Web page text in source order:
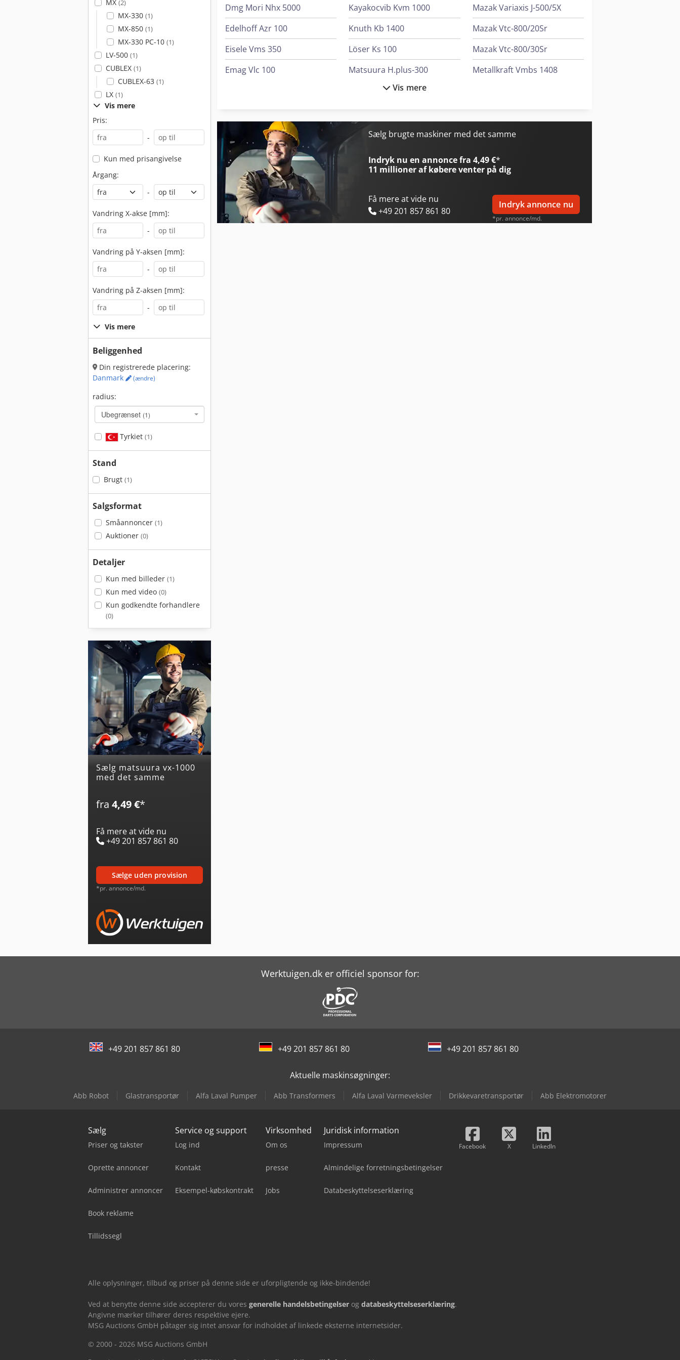
MX (2)
MX-330 (1)
MX-850 (1)
MX-330 PC-10 (1)
LV-500 (1)
CUBLEX (1)
CUBLEX-63 (1)
LX (1)
Vis mere
Pris:
-
Kun med prisangivelse
Årgang:
-
Vandring X-akse [mm]:
-
Vandring på Y-aksen [mm]:
-
Vandring på Z-aksen [mm]:
-
Vis mere
Beliggenhed
Din registrerede placering:
Danmark
(ændre)
radius:
Ubegrænset (1)
Tyrkiet (1)
Stand
Brugt (1)
Salgsformat
Småannoncer (1)
Auktioner (0)
Detaljer
Kun med billeder (1)
Kun med video (0)
Kun godkendte forhandlere
(0)
Sælg matsuura vx-1000
med det samme
fra 4,49 €*
Få mere at vide nu
+49 201 857 861 80
sælge uden provision
*pr. annonce/md.
Dmg Mori Nhx 5000
Edelhoff Azr 100
Eisele Vms 350
Emag Vlc 100
Haas Umc-500
Haas Umc-750
Kayakocvib Kvm 1000
Knuth Kb 1400
Löser Ks 100
Matsuura H.plus-300
Matsuura H.plus-405
Matsuura Lumex Avance-25
Mazak Variaxis J-500/5X
Mazak Vtc-800/20Sr
Mazak Vtc-800/30Sr
Metallkraft Vmbs 1408
Vis mere
Sælg brugte maskiner med det samme
Indryk nu en annonce fra 4,49 €*
11 millioner af købereventer på dig
Få mere at vide nu
+49 201 857 861 80
Indryk annonce nu
*pr. annonce/md.
Werktuigen.dk er officiel sponsor for:
+49 201 857 861 80 +49 201 857 861 80 +49 201 857 861 80
Aktuelle maskinsøgninger:
Abb Robot Glastransportør Alfa Laval Pumper Abb Transformers Alfa Laval Varmeveksler Drikkevaretransportør Abb Elektromotorer
Sælg
Priser og takster
Oprette annoncer
Administrer annoncer
Book reklame
Tillidssegl
Service og support
Log ind
Kontakt
Eksempel-købskontrakt
Virksomhed
Om os
presse
Jobs
Juridisk information
Impressum
Almindelige forretningsbetingelser
Databeskyttelseserklæring
Facebook X LinkedIn
Alle oplysninger, tilbud og priser på denne side er uforpligtende og ikke-bindende!
Ved at benytte denne side accepterer du vores generelle handelsbetingelser og databeskyttelseserklæring.
Angivne mærker tilhører deres respektive ejere.
MSG Auctions GmbH påtager sig intet ansvar for indholdet af linkede eksterne internetsider.
© 2000 - 2026 MSG Auctions GmbH